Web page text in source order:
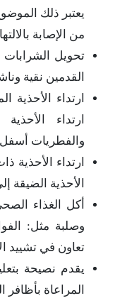
يعتبر ذلك
من الإصابة
تحويل
القدمين نقية
ارتداء
ارتداء
والفطريات أسفل
ارتداء الأحذية
الأحذية الضيقة
أكل الغذاء
وصلبة مثل:
تعاون في تشييد
يقدم نصيحة
المراعاة